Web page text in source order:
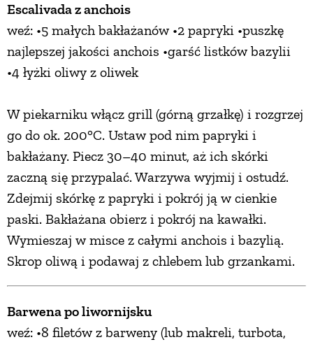
Escalivada z anchois
weź: •5 małych bakłażanów •2 papryki •puszkę
najlepszej jakości anchois •garść listków bazylii
•4 łyżki oliwy z oliwek
W piekarniku włącz grill (górną grzałkę) i rozgrzej
go do ok. 200°C. Ustaw pod nim papryki i
bakłażany. Piecz 30–40 minut, aż ich skórki
zaczną się przypalać. Warzywa wyjmij i ostudź.
Zdejmij skórkę z papryki i pokrój ją w cienkie
paski. Bakłażana obierz i pokrój na kawałki.
Wymieszaj w misce z całymi anchois i bazylią.
Skrop oliwą i podawaj z chlebem lub grzankami.
Barwena po liwornijsku
weź: •8 filetów z barweny (lub makreli, turbota,